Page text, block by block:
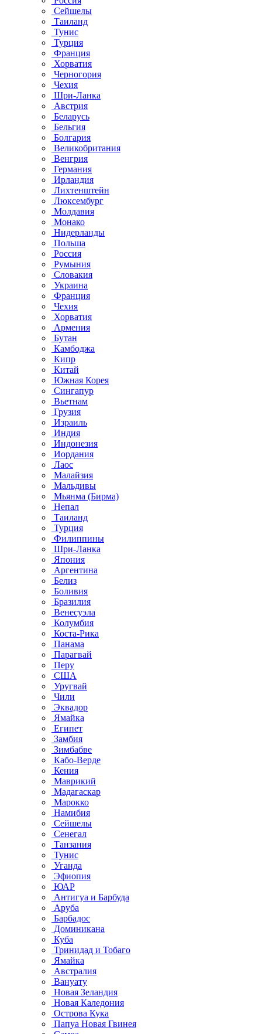
Сейшелы
Таиланд
Тунис
Турция
Франция
Хорватия
Черногория
Чехия
Шри-Ланка
Австрия
Беларусь
Бельгия
Болгария
Великобритания
Венгрия
Германия
Ирландия
Лихтенштейн
Люксембург
Молдавия
Монако
Нидерланды
Польша
Россия
Румыния
Словакия
Украина
Франция
Чехия
Хорватия
Армения
Бутан
Камбоджа
Кипр
Китай
Южная Корея
Сингапур
Вьетнам
Грузия
Израиль
Индия
Индонезия
Иордания
Лаос
Малайзия
Мальдивы
Мьянма (Бирма)
Непал
Таиланд
Турция
Филиппины
Шри-Ланка
Япония
Аргентина
Белиз
Боливия
Бразилия
Венесуэла
Колумбия
Коста-Рика
Панама
Парагвай
Перу
США
Уругвай
Чили
Эквадор
Ямайка
Египет
Замбия
Зимбабве
Кабо-Верде
Кения
Маврикий
Мадагаскар
Марокко
Намибия
Сейшелы
Сенегал
Танзания
Тунис
Уганда
Эфиопия
ЮАР
Антигуа и Барбуда
Аруба
Барбадос
Доминикана
Куба
Тринидад и Тобаго
Ямайка
Австралия
Вануату
Новая Зеландия
Новая Каледония
Острова Кука
Папуа Новая Гвинея